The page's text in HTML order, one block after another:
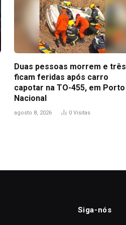
Duas pessoas morrem e três
ficam feridas após carro
capotar na TO-455, em Porto
Nacional
agosto 8, 2026 0 Visitas
Siga-nós